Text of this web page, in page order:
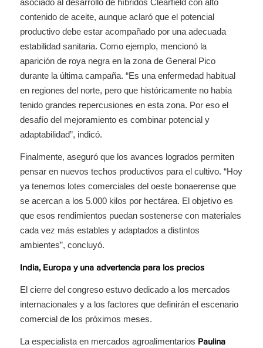
asociado al desarrollo de híbridos Clearfield con alto
contenido de aceite, aunque aclaró que el potencial
productivo debe estar acompañado por una adecuada
estabilidad sanitaria. Como ejemplo, mencionó la
aparición de roya negra en la zona de General Pico
durante la última campaña. “Es una enfermedad habitual
en regiones del norte, pero que históricamente no había
tenido grandes repercusiones en esta zona. Por eso el
desafío del mejoramiento es combinar potencial y
adaptabilidad”, indicó.
Finalmente, aseguró que los avances logrados permiten
pensar en nuevos techos productivos para el cultivo. “Hoy
ya tenemos lotes comerciales del oeste bonaerense que
se acercan a los 5.000 kilos por hectárea. El objetivo es
que esos rendimientos puedan sostenerse con materiales
cada vez más estables y adaptados a distintos
ambientes”, concluyó.
India, Europa y una advertencia para los precios
El cierre del congreso estuvo dedicado a los mercados
internacionales y a los factores que definirán el escenario
comercial de los próximos meses.
La especialista en mercados agroalimentarios Paulina